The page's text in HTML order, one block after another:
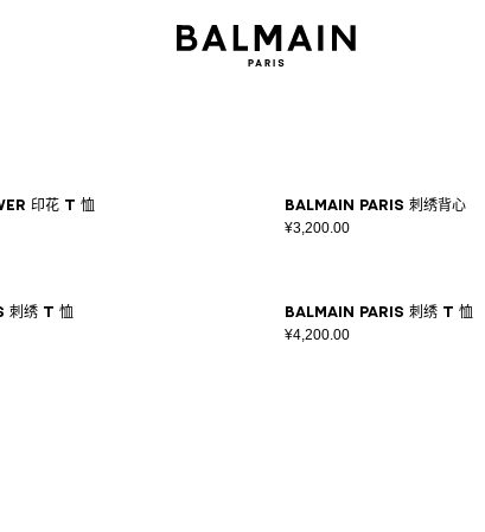
印花 T 恤 Balmain Paris 刺绣背心
¥3,200.00
绣 T 恤 Balmain Paris 刺绣 T 恤
¥4,200.00